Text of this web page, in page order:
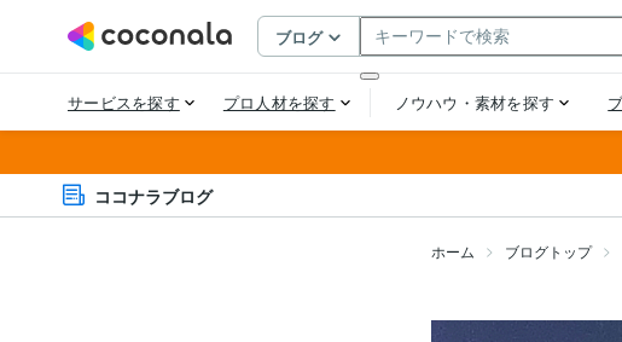
ココナラブログ
ホーム ブログトップ